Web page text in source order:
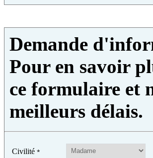
Demande
Pour en savoir
ce formulaire et
meilleurs délais.
Civilité *